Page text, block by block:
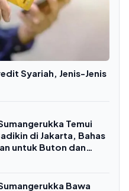
Syariah, Jenis-Jenis
Temui
di Jakarta, Bahas
untuk Buton dan
Bawa